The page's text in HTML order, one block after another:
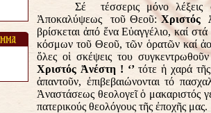
Σέ τέσσερις μόνο λέξεις
Ἀποκαλύψεως τοῦ Θεοῦ:
βρίσκεται ἀπό ἕνα Εὐαγγέλιο, καί
κόσμων τοῦ Θεοῦ, τῶν ὁρατῶν καί
ὅλες οἱ σκέψεις του
Χριστός Ἀνέστη ! ‘’τότε ἡ χαρά
ἀπαντοῦν, ἐπιβεβαιώνονται τό
Ἀναστάσεως θεολογεῖ ὁ μακαριστός
πατερικούς θεολόγους τῆς ἐποχῆς μας.